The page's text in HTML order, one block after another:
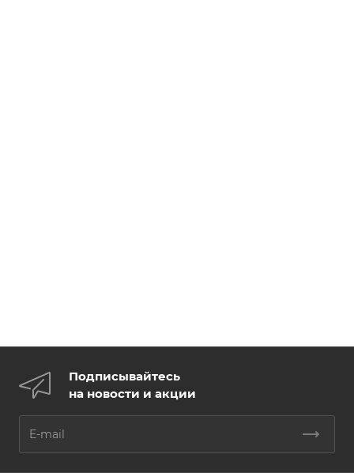
Подписывайтесь
на новости и акции